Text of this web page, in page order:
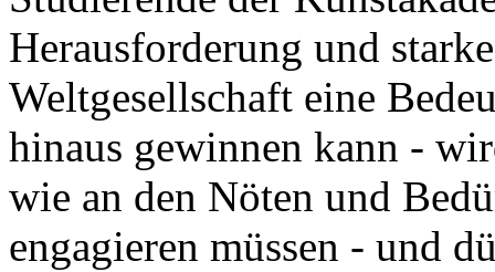
Herausforderung und
Weltgesellschaft eine
hinaus gewinnen kann -
wie an den Nöten und
engagieren müssen - und